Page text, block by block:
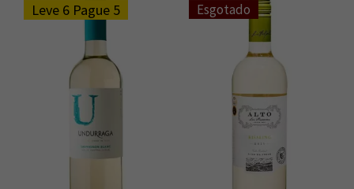
Leve 6 Pague 5 Esgotado